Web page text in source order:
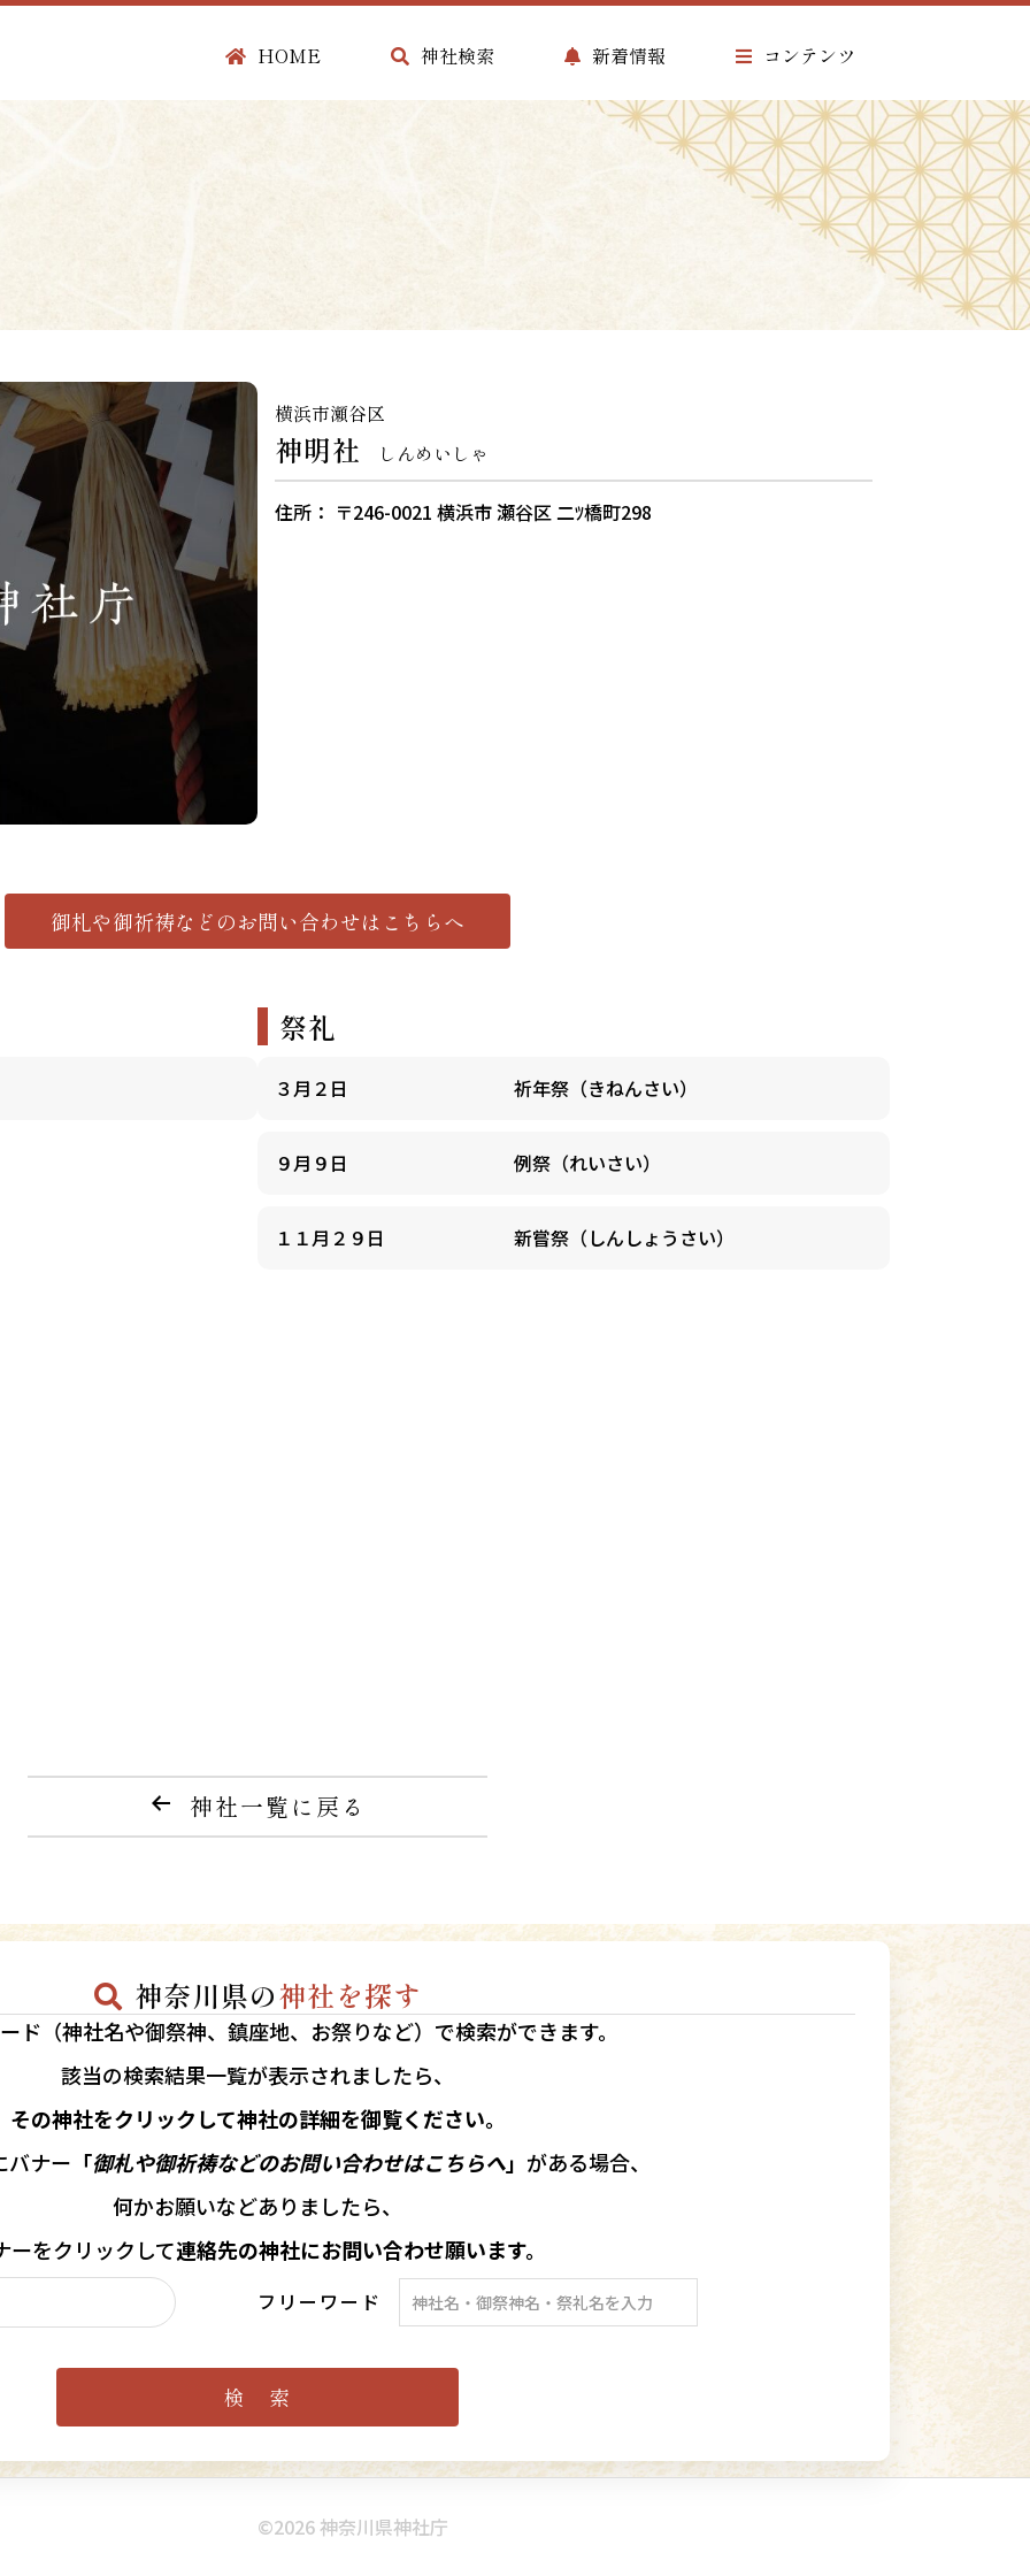
HOME 神社検索 新着情報 コンテンツ
横浜市瀬谷区
神明社 しんめいしゃ
住所： 〒246-0021 横浜市 瀬谷区 二ﾂ橋町298
御札や御祈祷などのお問い合わせはこちらへ
祭礼
３月２日 祈年祭（きねんさい）
９月９日 例祭（れいさい）
１１月２９日 新嘗祭（しんしょうさい）
神社一覧に戻る
神奈川県の神社を探す
ド（神社名や御祭神、鎮座地、お祭りなど）で検索ができます。
該当の検索結果一覧が表示されましたら、
その神社をクリックして神社の詳細を御覧ください。
ナー 「御札や御祈祷などのお問い合わせはこちらへ」 がある場合、
何かお願いなどありましたら、
ーをクリックして連絡先の神社にお問い合わせ願います。
フリーワード
©︎2026 神奈川県神社庁